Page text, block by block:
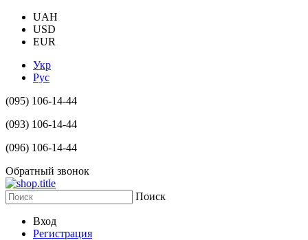
UAH
USD
EUR
Укр
Рус
(095) 106-14-44
(093) 106-14-44
(096) 106-14-44
Обратный звонок
Поиск
Вход
Регистрация